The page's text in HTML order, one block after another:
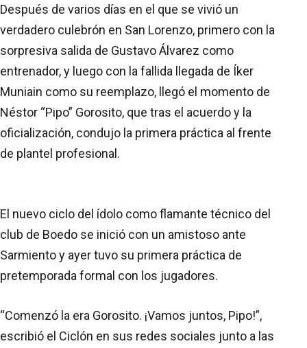
Después de varios días en el que se vivió un
verdadero culebrón en San Lorenzo, primero con la
sorpresiva salida de Gustavo Álvarez como
entrenador, y luego con la fallida llegada de Íker
Muniain como su reemplazo, llegó el momento de
Néstor “Pipo” Gorosito, que tras el acuerdo y la
oficialización, condujo la primera práctica al frente
de plantel profesional.
El nuevo ciclo del ídolo como flamante técnico del
club de Boedo se inició con un amistoso ante
Sarmiento y ayer tuvo su primera práctica de
pretemporada formal con los jugadores.
“Comenzó la era Gorosito. ¡Vamos juntos, Pipo!”,
escribió el Ciclón en sus redes sociales junto a las